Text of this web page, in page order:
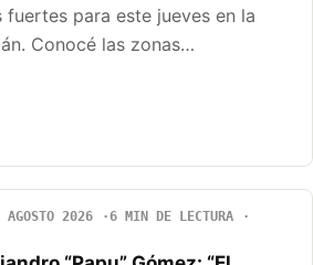
para este jueves en la
Conocé las zonas…
AGOSTO 2026
6 MIN DE LECTURA